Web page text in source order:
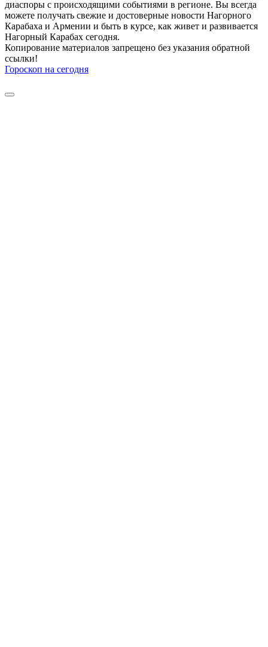
диаспоры с происходящими событиями в регионе. Вы всегда
можете получать свежие и достоверные новости Нагорного
Карабаха и Армении и быть в курсе, как живет и развивается
Нагорный Карабах сегодня.
Копирование материалов запрещено без указания обратной
ссылки!
Гороскоп на сегодня